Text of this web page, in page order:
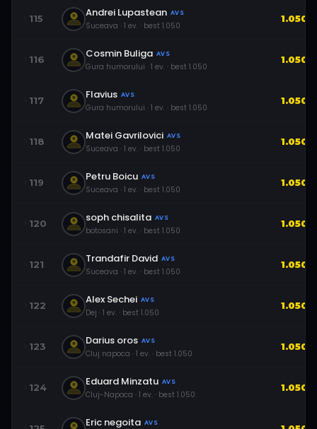
115 Andrei Lupastean AVS
Suceava · 1 ev. · best 1.050
1.050
116 Cosmin Buliga AVS
Gura humorului · 1 ev. · best 1.050
1.050
117 Flavius AVS
Gura humorului · 1 ev. · best 1.050
1.050
118 Matei Gavrilovici AVS
Suceava · 1 ev. · best 1.050
1.050
119 Petru Boicu AVS
Suceava · 1 ev. · best 1.050
1.050
120 soph chisalita AVS
botosani · 1 ev. · best 1.050
1.050
121 Trandafir David AVS
Suceava · 1 ev. · best 1.050
1.050
122 Alex Sechei AVS
Dej · 1 ev. · best 1.050
1.050
123 Darius oros AVS
Cluj napoca · 1 ev. · best 1.050
1.050
124 Eduard Minzatu AVS
Cluj-Napoca · 1 ev. · best 1.050
1.050
Eric negoita AVS